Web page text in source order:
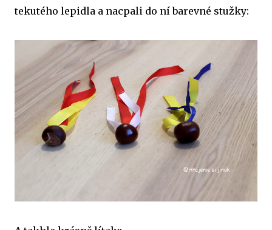
tekutého lepidla a nacpali do ní barevné stužky: